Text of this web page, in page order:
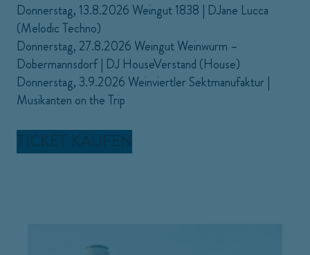
Donnerstag, 13.8.2026 Weingut 1838 | DJane Lucca
(Melodic Techno)
Donnerstag, 27.8.2026 Weingut Weinwurm –
Dobermannsdorf | DJ HouseVerstand (House)
Donnerstag, 3.9.2026 Weinviertler Sektmanufaktur |
Musikanten on the Trip